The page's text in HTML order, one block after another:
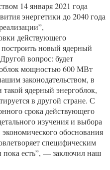
14 января 2021 года
энергетики до 2040 года
действующего
новый ядерный
вопрос: будет
мощностью 600 МВт
законодательством, в
ядерный энергоблок,
в другой стране. С
срока действующего
изучения и выбора
обоснования
специфическим
есть”, — заключил наш